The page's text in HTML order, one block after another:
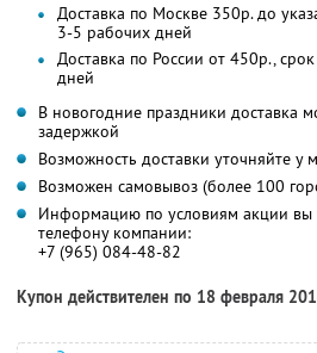
Доставка по Москве 350р. до
3-5 рабочих дней
Доставка по России от 450р.,
дней
В новогодние праздники доставка
задержкой
Возможность доставки уточняйте у
Возможен самовывоз (более 100
Информацию по условиям акции вы
телефону компании:
+7 (965) 084-48-82
Купон действителен по 18 февраля